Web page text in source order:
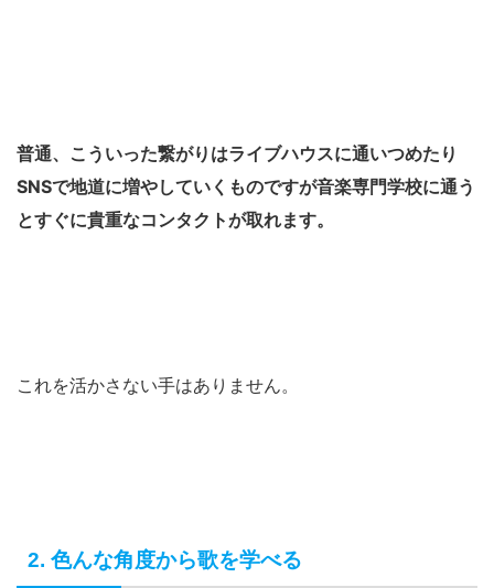
普通、こういった繋がりはライブハウスに通いつめたり
SNSで地道に増やしていくものですが音楽専門学校に通う
とすぐに貴重なコンタクトが取れます。
これを活かさない手はありません。
2. 色んな角度から歌を学べる